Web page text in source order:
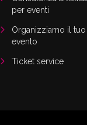
per eventi
Organizziamo il tuo
evento
Ticket service